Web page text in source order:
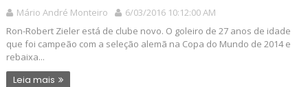
Mário André Monteiro
6/03/2016 10:12:00 AM
Ron-Robert Zieler está de clube novo. O goleiro de 27 anos de idade
que foi campeão com a seleção alemã na Copa do Mundo de 2014 e
rebaixa...
Leia mais